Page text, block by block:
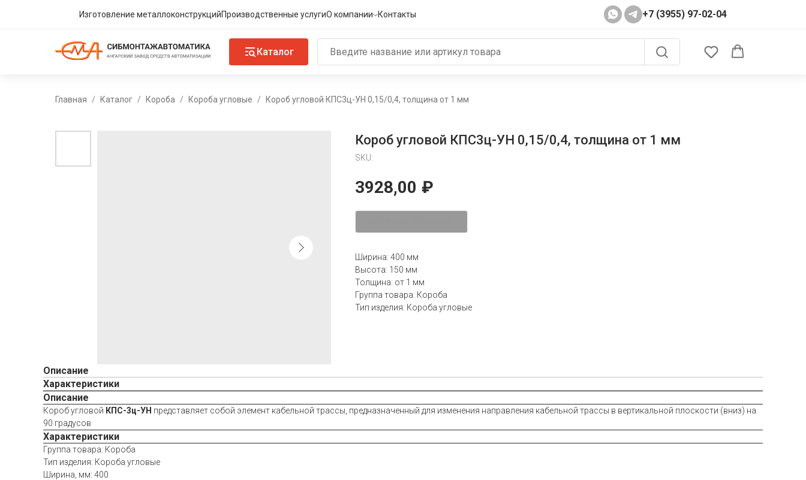
Изготовление металлоконструкцийПроизводственные услугиО компании Контакты +7 (3955) 97-02-04
Каталог
Главная Каталог Короба Короба угловые Короб угловой КПС3ц-УН 0,15/0,4, толщина от 1 мм
Короб угловой КПС3ц-УН 0,15/0,4, толщина от 1 мм
SKU:
3928,00 ₽
Ширина: 400 мм
Высота: 150 мм
Толщина: от 1 мм
Группа товара: Короба
Тип изделия: Короба угловые
Описание
Характеристики
Описание
Короб угловой КПС-3ц-УН представляет собой элемент кабельной трассы, предназначенный для изменения направления кабельной трассы в вертикальной плоскости (вниз) на
90 градусов
Характеристики
Группа товара: Короба
Тип изделия: Короба угловые
Ширина, мм: 400